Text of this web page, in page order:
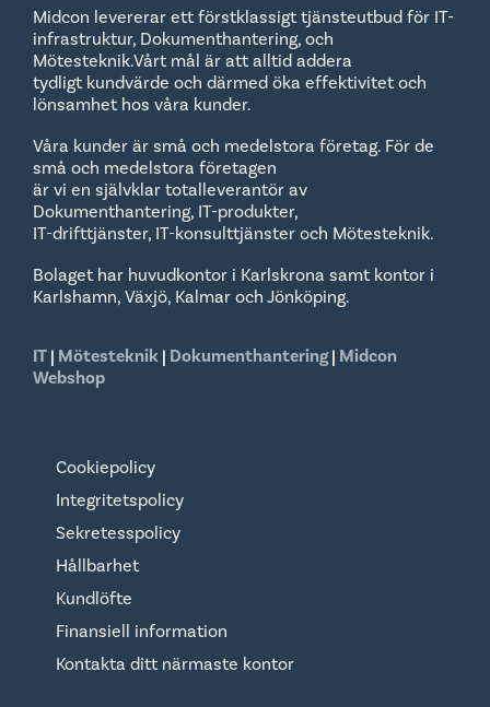
Midcon levererar ett förstklassigt tjänsteutbud för IT-
infrastruktur, Dokumenthantering, och
Mötesteknik.Vårt mål är att alltid addera
tydligt kundvärde och därmed öka effektivitet och
lönsamhet hos våra kunder.
Våra kunder är små och medelstora företag. För de
små och medelstora företagen
är vi en självklar totalleverantör av
Dokumenthantering, IT-produkter,
IT-drifttjänster, IT-konsulttjänster och Mötesteknik.
Bolaget har huvudkontor i Karlskrona samt kontor i
Karlshamn, Växjö, Kalmar och Jönköping.
IT | Mötesteknik | Dokumenthantering| Midcon
Webshop
Cookiepolicy
Integritetspolicy
Sekretesspolicy
Hållbarhet
Kundlöfte
Finansiell information
Kontakta ditt närmaste kontor